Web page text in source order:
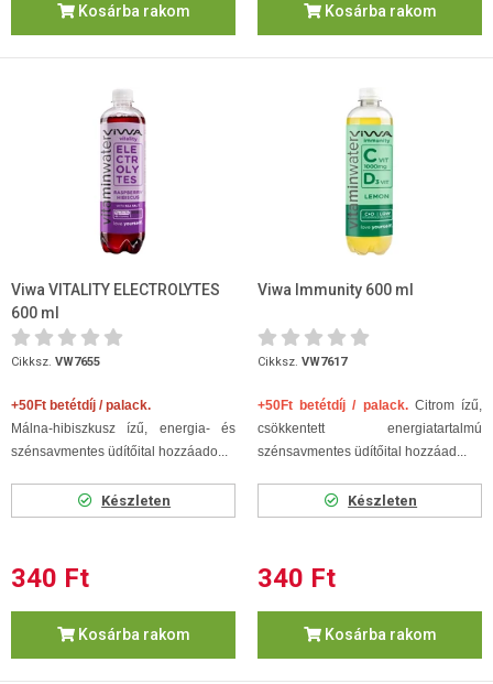
Kosárba rakom Kosárba rakom
Viwa VITALITY ELECTROLYTES
600 ml
Cikksz. VW7655
+50Ft betétdíj / palack.
Málna-hibiszkusz ízű, energia- és
szénsavmentes üdítőital hozzáado...
Készleten
340 Ft
Kosárba rakom
Viwa Immunity 600 ml
Cikksz. VW7617
+50Ft betétdíj / palack.Citrom ízű,
csökkentett energiatartalmú
szénsavmentes üdítőital hozzáad...
Készleten
340 Ft
Kosárba rakom